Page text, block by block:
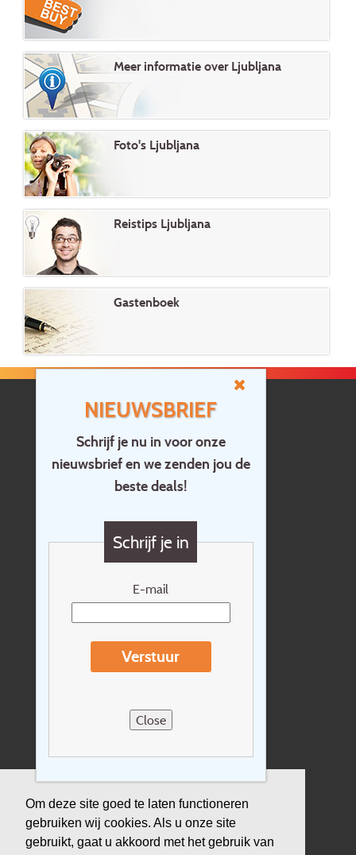
Om deze site goed te laten functioneren
gebruiken wij cookies. Als u onze site
gebruikt, gaat u akkoord met het gebruik van
NIEUWSBRIEF
Schrijf je nu in voor onze
nieuwsbrief en we zenden jou de
beste deals!
Schrijf je in
E-mail
Verstuur
Close
Meer informatie over Ljubljana
Foto's Ljubljana
Reistips Ljubljana
Gastenboek
Home
Contact
Vragen?
Cadeaubon
Nieuwsbrief
Reisvoorwaarden
Sitemap
Verzekering
Duurzaamheid